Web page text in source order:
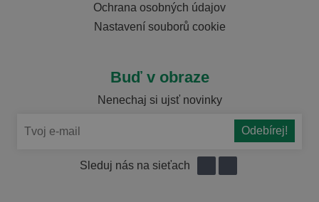
Ochrana osobných údajov
Nastavení souborů cookie
Buď v obraze
Nenechaj si ujsť novinky
Sleduj nás na sieťach